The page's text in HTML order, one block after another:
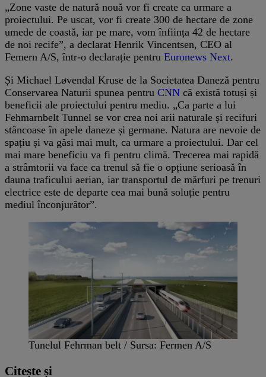
„Zone vaste de natură nouă vor fi create ca urmare a
proiectului. Pe uscat, vor fi create 300 de hectare de zone
umede de coastă, iar pe mare, vom înființa 42 de hectare
de noi recife”, a declarat Henrik Vincentsen, CEO al
Femern A/S, într-o declarație pentru Euronews Next.
Și Michael Løvendal Kruse de la Societatea Daneză pentru
Conservarea Naturii spunea pentru CNN că există totuși și
beneficii ale proiectului pentru mediu. „Ca parte a lui
Fehmarnbelt Tunnel se vor crea noi arii naturale și recifuri
stâncoase în apele daneze și germane. Natura are nevoie de
spațiu și va găsi mai mult, ca urmare a proiectului. Dar cel
mai mare beneficiu va fi pentru climă. Trecerea mai rapidă
a strâmtorii va face ca trenul să fie o opțiune serioasă în
dauna traficului aerian, iar transportul de mărfuri pe trenuri
electrice este de departe cea mai bună soluție pentru
mediul înconjurător”.
Tunelul Fehrman belt / Sursa: Fermen A/S
Citește și